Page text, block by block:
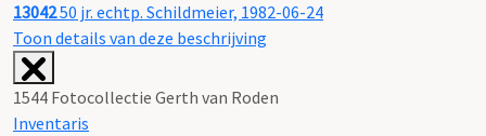
1304250 jr. echtp. Schildmeier, 1982-06-24
Toon details van deze beschrijving
1544 Fotocollectie Gerth van Roden
Inventaris